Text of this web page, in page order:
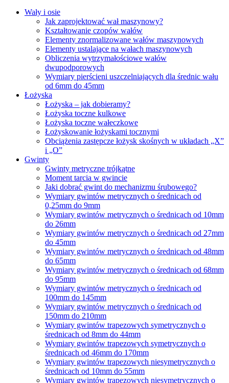
Wały i osie
Jak zaprojektować wał maszynowy?
Kształtowanie czopów wałów
Elementy znormalizowane wałów maszynowych
Elementy ustalające na wałach maszynowych
Obliczenia wytrzymałościowe wałów
dwupodporowych
Wymiary pierścieni uszczelniających dla średnic wału
od 6mm do 45mm
Łożyska
Łożyska – jak dobieramy?
Łożyska toczne kulkowe
Łożyska toczne wałeczkowe
Łożyskowanie łożyskami tocznymi
Obciążenia zastępcze łożysk skośnych w układach „X”
i „O”
Gwinty
Gwinty metryczne trójkątne
Moment tarcia w gwincie
Jaki dobrać gwint do mechanizmu śrubowego?
Wymiary gwintów metrycznych o średnicach od
0,25mm do 9mm
Wymiary gwintów metrycznych o średnicach od 10mm
do 26mm
Wymiary gwintów metrycznych o średnicach od 27mm
do 45mm
Wymiary gwintów metrycznych o średnicach od 48mm
do 65mm
Wymiary gwintów metrycznych o średnicach od 68mm
do 95mm
Wymiary gwintów metrycznych o średnicach od
100mm do 145mm
Wymiary gwintów metrycznych o średnicach od
150mm do 210mm
Wymiary gwintów trapezowych symetrycznych o
średnicach od 8mm do 44mm
Wymiary gwintów trapezowych symetrycznych o
średnicach od 46mm do 170mm
Wymiary gwintów trapezowych niesymetrycznych o
średnicach od 10mm do 55mm
Wymiary gwintów trapezowych niesymetrycznych o